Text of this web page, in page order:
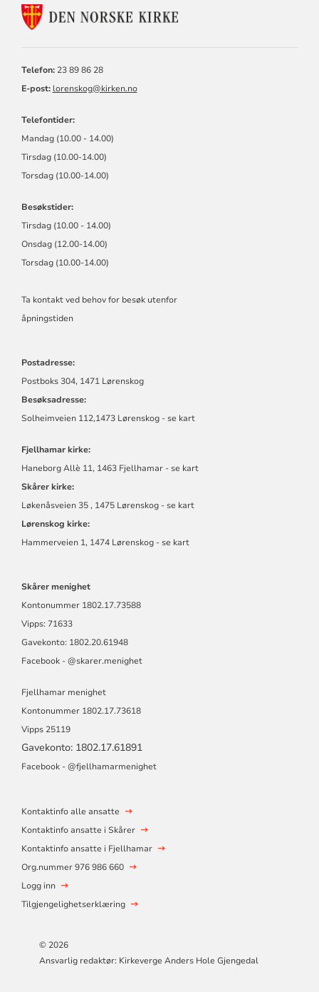
KONTAKTINFORMASJON
FOR
Telefon: 23 89 86 28
E-post: lorenskog@kirken.no
Telefontider:
Mandag (10.00 - 14.00)
Tirsdag (10.00-14.00)
Torsdag (10.00-14.00)
Besøkstider:
Tirsdag (10.00 - 14.00)
Onsdag (12.00-14.00)
Torsdag (10.00-14.00)
Ta kontakt ved behov for besøk utenfor
åpningstiden
Postadresse:
Postboks 304, 1471 Lørenskog
Besøksadresse:
Solheimveien 112,1473 Lørenskog - se kart
Fjellhamar kirke:
Haneborg Allè 11, 1463 Fjellhamar - se kart
Skårer kirke:
Løkenåsveien 35 , 1475 Lørenskog - se kart
Lørenskog kirke:
Hammerveien 1, 1474 Lørenskog - se kart
Skårer menighet
Kontonummer 1802.17.73588
Vipps: 71633
Gavekonto: 1802.20.61948
Facebook - @skarer.menighet
Fjellhamar menighet
Kontonummer 1802.17.73618
Vipps 25119
Gavekonto: 1802.17.61891
Facebook -@fjellhamarmenighet
Kontaktinfo alle ansatte
Kontaktinfo ansatte i Skårer
Kontaktinfo ansatte i Fjellhamar
Org.nummer 976 986 660
Logg inn
Tilgjengelighetserklæring
© 2026
Ansvarlig redaktør: Kirkeverge Anders Hole Gjengedal